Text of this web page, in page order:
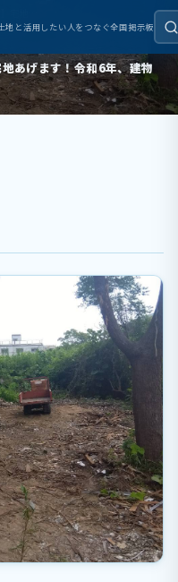
地と活用したい人をつなぐ全国掲示板
あげます！令和6年、建物